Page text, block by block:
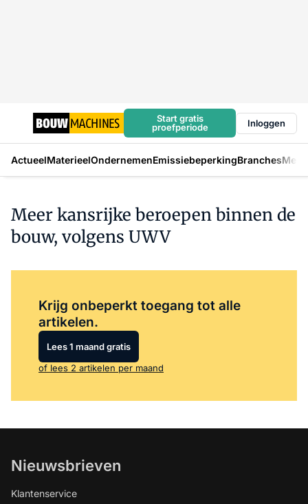
Start gratis
proefperiode
Inloggen
ActueelMaterieelOndernemenEmissiebeperkingBranches
Meer kansrijke beroepen binnen de
bouw, volgens UWV
Krijg onbeperkt toegang tot alle
artikelen.
Lees 1 maand gratis
of lees 2 artikelen per maand
Nieuwsbrieven
Klantenservice